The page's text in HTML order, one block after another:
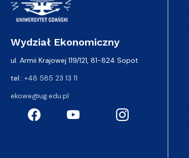
Wydział Ekonomiczny
ul. Armii Krajowej 119/121, 81-824 Sopot
tel.: +48 585 23 13 11
ekowe@ug.edu.pl